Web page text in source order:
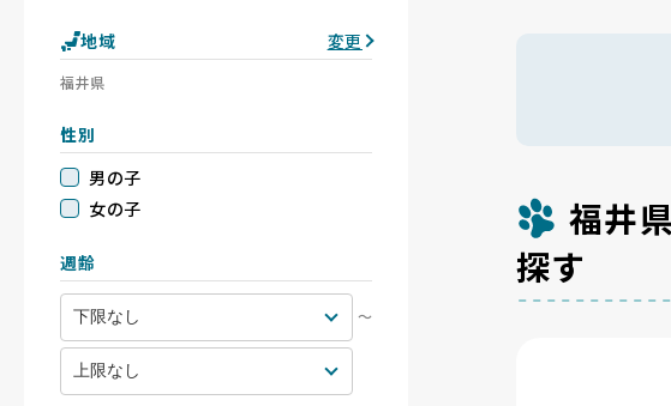
地域 変更
福井県
性別
男の子
女の子
週齢
〜
福井
探す